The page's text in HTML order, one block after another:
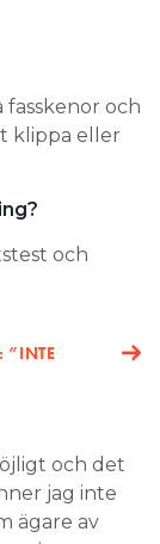
och
klippa eller
och
”INTE
och det
jag inte
ägare av